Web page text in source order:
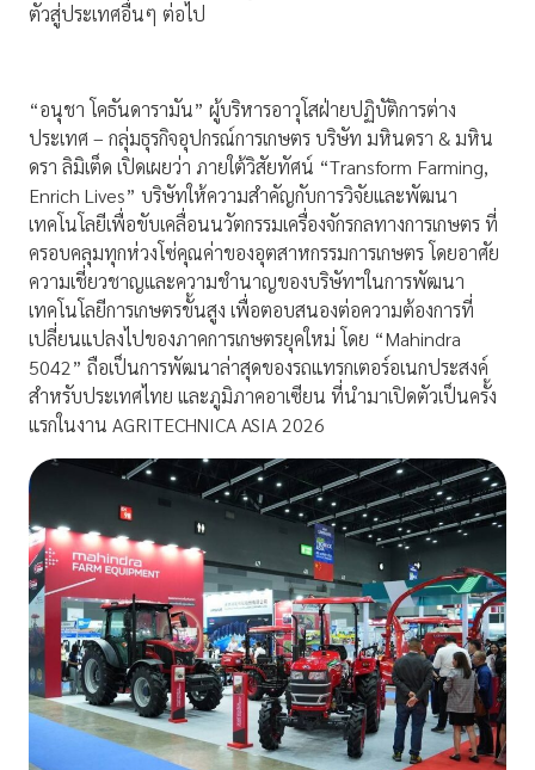
ตัวสู่ประเทศอื่นๆ ต่อไป
“อนุชา โคธันดารามัน” ผู้บริหารอาวุโสฝ่ายปฏิบัติการต่าง
ประเทศ – กลุ่มธุรกิจอุปกรณ์การเกษตร บริษัท มหินดรา & มหิน
ดรา ลิมิเต็ด เปิดเผยว่า ภายใต้วิสัยทัศน์ “Transform Farming,
Enrich Lives” บริษัทให้ความสำคัญกับการวิจัยและพัฒนา
เทคโนโลยีเพื่อขับเคลื่อนนวัตกรรมเครื่องจักรกลทางการเกษตร ที่
ครอบคลุมทุกห่วงโซ่คุณค่าของอุตสาหกรรมการเกษตร โดยอาศัย
ความเชี่ยวชาญและความชำนาญของบริษัทฯในการพัฒนา
เทคโนโลยีการเกษตรขั้นสูง เพื่อตอบสนองต่อความต้องการที่
เปลี่ยนแปลงไปของภาคการเกษตรยุคใหม่ โดย “Mahindra
5042” ถือเป็นการพัฒนาล่าสุดของรถแทรกเตอร์อเนกประสงค์
สำหรับประเทศไทย และภูมิภาคอาเซียน ที่นำมาเปิดตัวเป็นครั้ง
แรกในงาน AGRITECHNICA ASIA 2026